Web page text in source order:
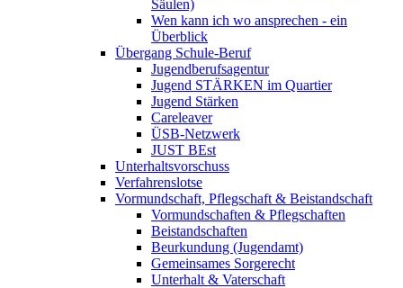
Säulen)
Wen kann ich wo ansprechen - ein
Überblick
Übergang Schule-Beruf
Jugendberufsagentur
Jugend STÄRKEN im Quartier
Jugend Stärken
Careleaver
ÜSB-Netzwerk
JUST BEst
Unterhaltsvorschuss
Verfahrenslotse
Vormundschaft, Pflegschaft & Beistandschaft
Vormundschaften & Pflegschaften
Beistandschaften
Beurkundung (Jugendamt)
Gemeinsames Sorgerecht
Unterhalt & Vaterschaft